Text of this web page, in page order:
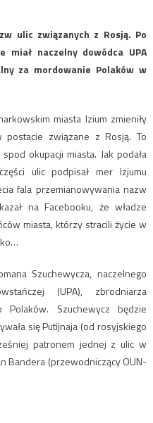
ulic związanych z Rosją. Po
miał naczelny dowódca UPA
za mordowanie Polaków w
miasta Izium zmieniły
postacie związane z Rosją. To
okupacji miasta. Jak podała
ulic podpisał mer Izjumu
fala przemianowywania nazw
na Facebooku, że władze
miasta, którzy stracili życie w
Szuchewycza, naczelnego
(UPA), zbrodniarza
Polaków. Szuchewycz będzie
się Putijnaja (od rosyjskiego
patronem jednej z ulic w
Bandera (przewodniczący OUN-